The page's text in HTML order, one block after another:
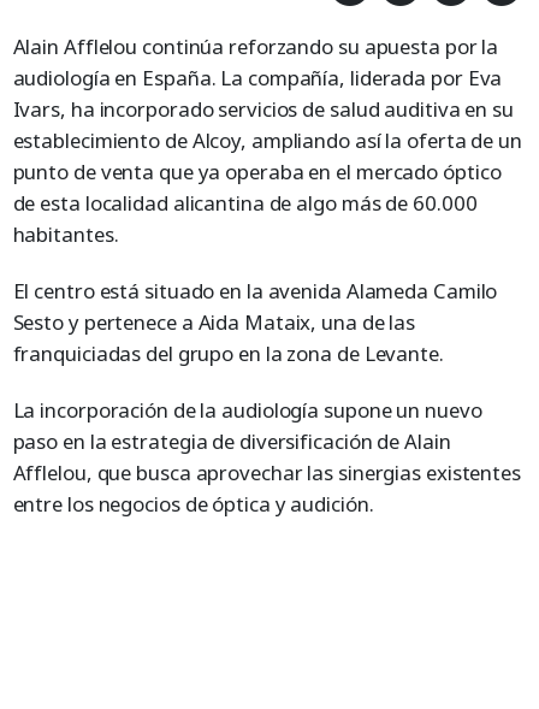
Alain Afflelou continúa reforzando su apuesta por la
audiología en España. La compañía, liderada por Eva
Ivars, ha incorporado servicios de salud auditiva en su
establecimiento de Alcoy, ampliando así la oferta de un
punto de venta que ya operaba en el mercado óptico
de esta localidad alicantina de algo más de 60.000
habitantes.
El centro está situado en la avenida Alameda Camilo
Sesto y pertenece a Aida Mataix, una de las
franquiciadas del grupo en la zona de Levante.
La incorporación de la audiología supone un nuevo
paso en la estrategia de diversificación de Alain
Afflelou, que busca aprovechar las sinergias existentes
entre los negocios de óptica y audición.